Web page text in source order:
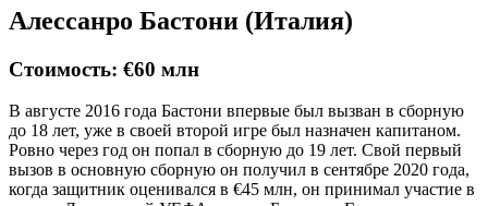
Алессанро Бастони (Италия)
Стоимость: €60 млн
В августе 2016 года Бастони впервые был вызван в сборную
до 18 лет, уже в своей второй игре был назначен капитаном.
Ровно через год он попал в сборную до 19 лет. Свой первый
вызов в основную сборную он получил в сентябре 2020 года,
когда защитник оценивался в €45 млн, он принимал участие в